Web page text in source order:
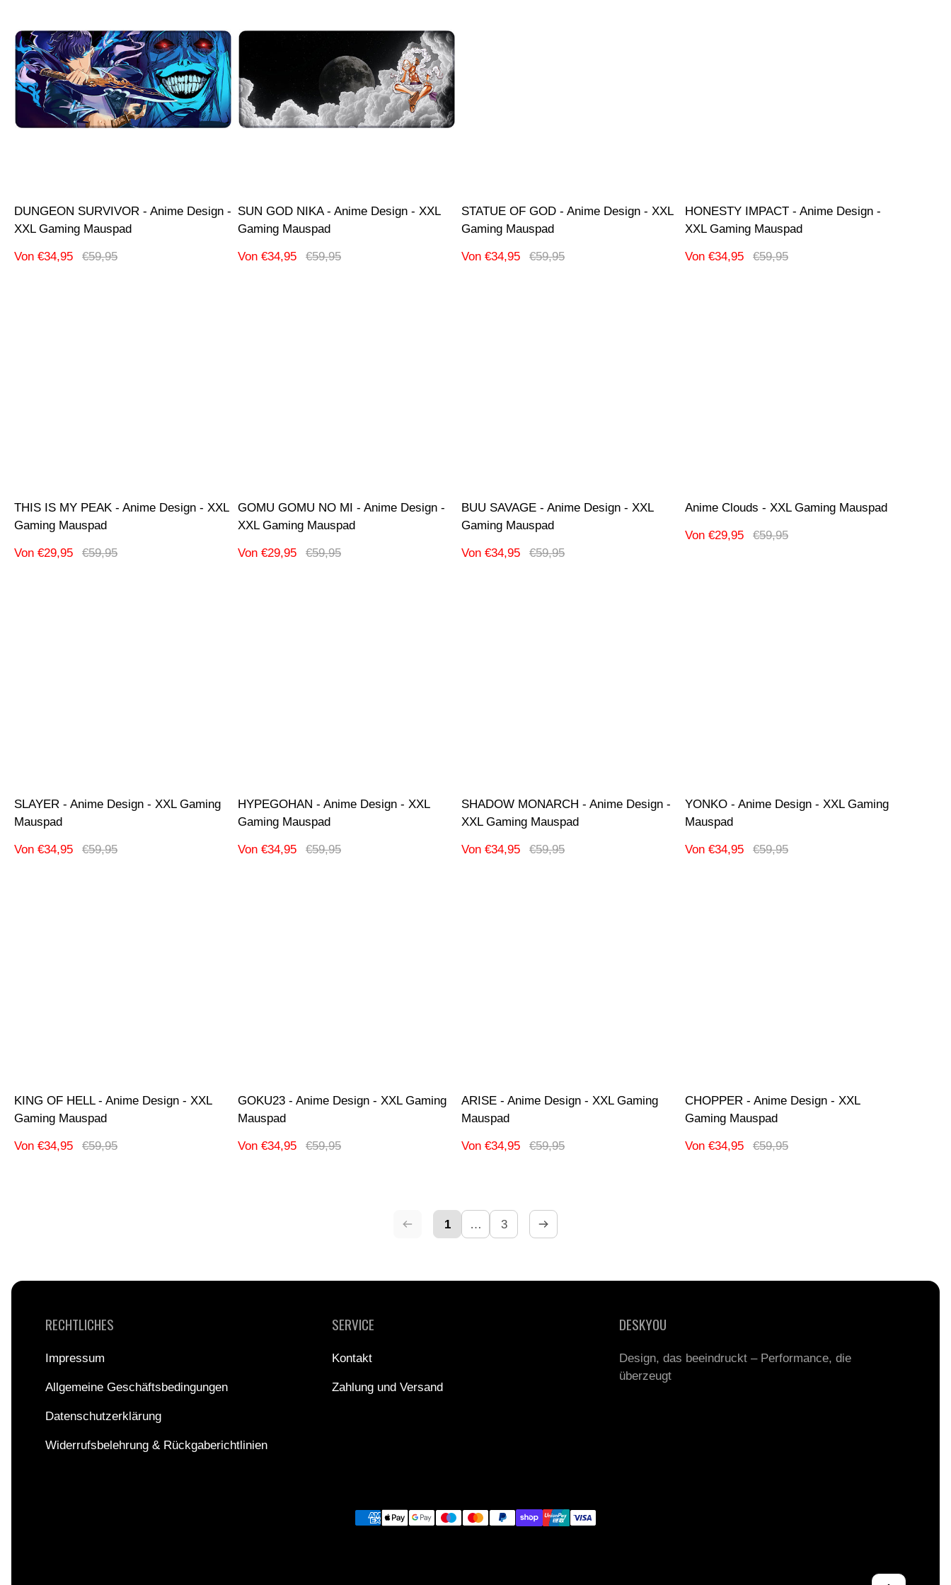
DUNGEON SURVIVOR - Anime Design -
XXL Gaming Mauspad
Verkaufspreis
Von €34,95
Regulärer
€59,95
SUN GOD NIKA - Anime Design - XXL
Gaming Mauspad
Verkaufspreis
Von €34,95
Regulärer
€59,95
STATUE OF GOD - Anime Design - XXL
Gaming Mauspad
Verkaufspreis
Von €34,95
Regulärer
€59,95
HONESTY IMPACT - Anime Design -
XXL Gaming Mauspad
Verkaufspreis
Von €34,95
Regulärer
€59,95
THIS IS MY PEAK - Anime Design - XXL
Gaming Mauspad
Verkaufspreis
Von €29,95
Regulärer
€59,95
GOMU GOMU NO MI - Anime Design -
XXL Gaming Mauspad
Verkaufspreis
Von €29,95
Regulärer
€59,95
BUU SAVAGE - Anime Design - XXL
Gaming Mauspad
Verkaufspreis
Von €34,95
Regulärer
€59,95
Anime Clouds - XXL Gaming Mauspad
Verkaufspreis
Von €29,95
Regulärer
€59,95
SLAYER - Anime Design - XXL Gaming
Mauspad
Verkaufspreis
Von €34,95
Regulärer
€59,95
HYPEGOHAN - Anime Design - XXL
Gaming Mauspad
Verkaufspreis
Von €34,95
Regulärer
€59,95
SHADOW MONARCH - Anime Design -
XXL Gaming Mauspad
Verkaufspreis
Von €34,95
Regulärer
€59,95
YONKO - Anime Design - XXL Gaming
Mauspad
Verkaufspreis
Von €34,95
Regulärer
€59,95
KING OF HELL - Anime Design - XXL
Gaming Mauspad
Verkaufspreis
Von €34,95
Regulärer
€59,95
GOKU23 - Anime Design - XXL Gaming
Mauspad
Verkaufspreis
Von €34,95
Regulärer
€59,95
ARISE - Anime Design - XXL Gaming
Mauspad
Verkaufspreis
Von €34,95
Regulärer
€59,95
CHOPPER - Anime Design - XXL
Gaming Mauspad
Verkaufspreis
Von €34,95
Regulärer
€59,95
1 … 3
RECHTLICHES
Impressum
Allgemeine Geschäftsbedingungen
Datenschutzerklärung
Widerrufsbelehrung & Rückgaberichtlinien
SERVICE
Kontakt
Zahlung und Versand
DESKYOU
Design, das beeindruckt – Performance, die
überzeugt